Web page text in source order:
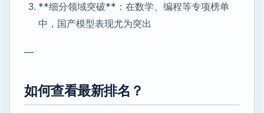
**细分领域突破**：在数学、编程等专项榜单
中，国产模型表现尤为突出
—
如何查看最新排名？